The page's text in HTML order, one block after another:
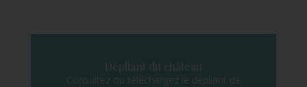
Dépliant du château
Consultez ou téléchargez le dépliant de